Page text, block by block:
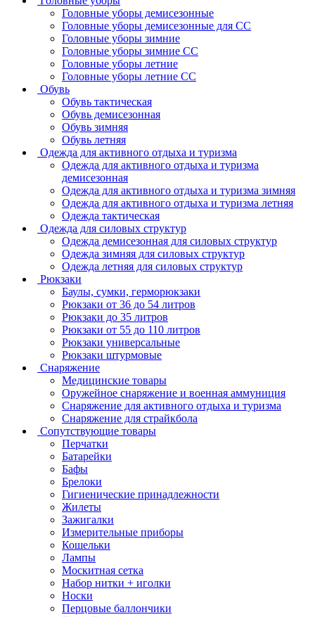
Головные уборы демисезонные
Головные уборы демисезонные для СС
Головные уборы зимние
Головные уборы зимние СС
Головные уборы летние
Головные уборы летние СС
Обувь
Обувь тактическая
Обувь демисезонная
Обувь зимняя
Обувь летняя
Одежда для активного отдыха и туризма
Одежда для активного отдыха и туризма
демисезонная
Одежда для активного отдыха и туризма зимняя
Одежда для активного отдыха и туризма летняя
Одежда тактическая
Одежда для силовых структур
Одежда демисезонная для силовых структур
Одежда зимняя для силовых структур
Одежда летняя для силовых структур
Рюкзаки
Баулы, сумки, герморюкзаки
Рюкзаки от 36 до 54 литров
Рюкзаки до 35 литров
Рюкзаки от 55 до 110 литров
Рюкзаки универсальные
Рюкзаки штурмовые
Снаряжение
Медицинские товары
Оружейное снаряжение и военная аммуниция
Снаряжение для активного отдыха и туризма
Снаряжение для страйкбола
Сопутствующие товары
Перчатки
Батарейки
Бафы
Брелоки
Гигиенические принадлежности
Жилеты
Зажигалки
Измерительные приборы
Кошельки
Лампы
Москитная сетка
Набор нитки + иголки
Носки
Перцовые баллончики